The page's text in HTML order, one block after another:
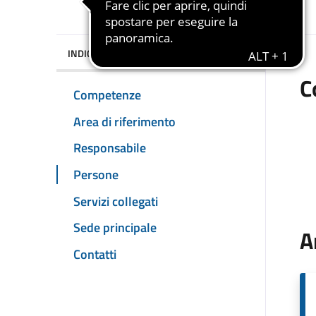
INDICE DELLA PAGINA
Competenze
Area di riferimento
Responsabile
Persone
Servizi collegati
Sede principale
Contatti